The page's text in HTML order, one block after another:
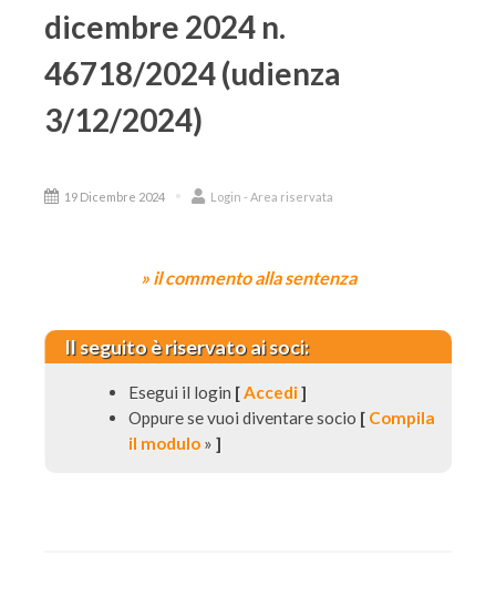
dicembre 2024 n.
46718/2024 (udienza
3/12/2024)
19 Dicembre 2024 Login - Area riservata
» il commento alla sentenza
Il seguito è riservato ai soci:
Esegui il login [Accedi]
Oppure se vuoi diventare socio [ Compila
il modulo » ]